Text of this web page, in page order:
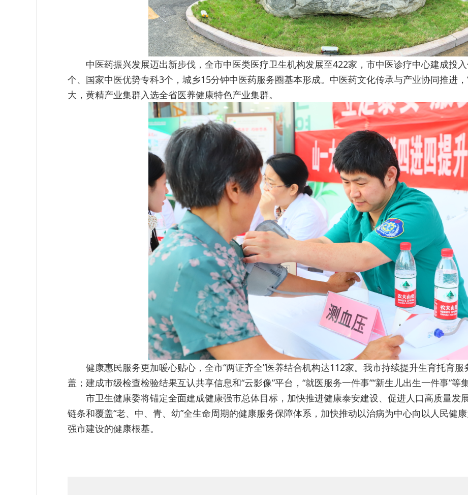
中医药振兴发展迈出新步伐，全市中医类医疗卫生机构发展至422家，市中医诊疗中心建成投
个、国家中医优势专科3个，城乡15分钟中医药服务圈基本形成。中医药文化传承与产业协同推进
大，黄精产业集群入选全省医养健康特色产业集群。
健康惠民服务更加暖心贴心，全市“两证齐全”医养结合机构达112家。我市持续提升生育托育
盖；建成市级检查检验结果互认共享信息和“云影像”平台，“就医服务一件事”“新生儿出生一件事”等
市卫生健康委将锚定全面建成健康强市总体目标，加快推进健康泰安建设、促进人口高质量发
链条和覆盖“老、中、青、幼”全生命周期的健康服务保障体系，加快推动以治病为中心向以人民健
强市建设的健康根基。